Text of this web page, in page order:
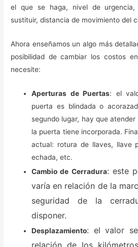
el que se haga, nivel de
sustituir, distancia de movimiento del
Ahora enseñamos un algo más
posibilidad de cambiar los costos
necesite:
Aperturas de Puertas: el
puerta es blindada o
segundo lugar, hay que
la puerta tiene incorporada.
actual: rotura de llaves, llave
echada, etc.
Cambio de Cerradura: este
varía en relación de la
seguridad de la
disponer.
Desplazamiento: el valor
relación de los